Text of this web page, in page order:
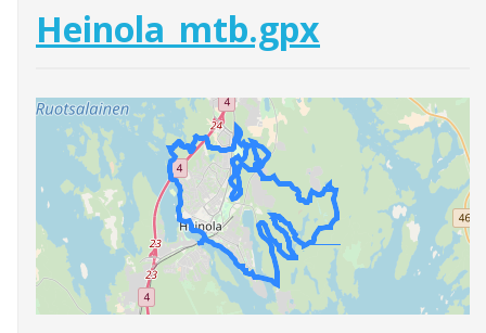
Heinola_mtb.gpx